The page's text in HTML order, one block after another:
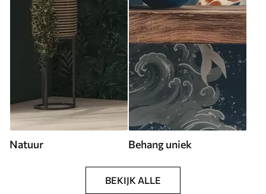
Natuur Behang uniek
BEKIJK ALLE